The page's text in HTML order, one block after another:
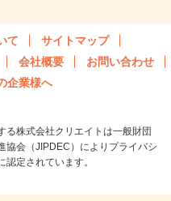
て
サイトマップ
会社概要
お問い合わせ
企業様へ
る株式会社クリエイトは一般財団
協会（JIPDEC）によりプライバシ
認定されています。